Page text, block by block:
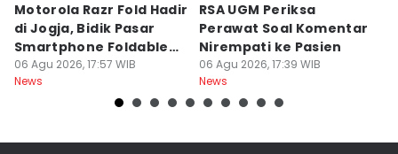
Motorola Razr Fold Hadir
di Jogja, Bidik Pasar
Smartphone Foldable
Premium
06 Agu 2026, 17:57 WIB
News
RSA UGM Periksa
Perawat Soal Komentar
Nirempati ke Pasien
06 Agu 2026, 17:39 WIB
News